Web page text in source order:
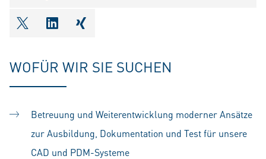
shareOntwitter
shareOnlinkedIn
shareOnxing
WOFÜR WIR SIE SUCHEN
Betreuung und Weiterentwicklung moderner Ansätze
zur Ausbildung, Dokumentation und Test für unsere
CAD und PDM-Systeme